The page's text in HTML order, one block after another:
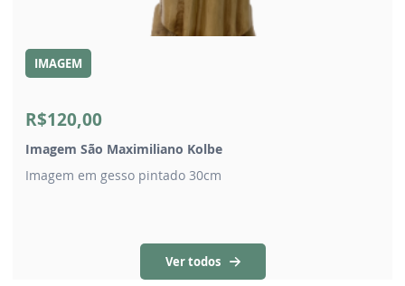
IMAGEM
R$120,00
Imagem São Maximiliano Kolbe
Imagem em gesso pintado 30cm
Ver todos